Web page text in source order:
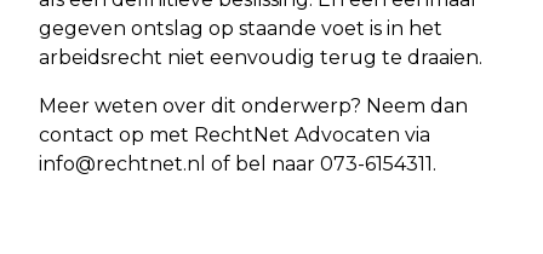
gegeven ontslag op staande voet is in het
arbeidsrecht niet eenvoudig terug te draaien.
Meer weten over dit onderwerp? Neem dan
contact op met RechtNet Advocaten via
info@rechtnet.nl of bel naar 073-6154311.